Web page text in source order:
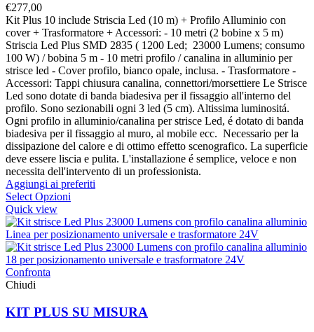
€277,00
Kit Plus 10 include Striscia Led (10 m) + Profilo Alluminio con
cover + Trasformatore + Accessori: - 10 metri (2 bobine x 5 m)
Striscia Led Plus SMD 2835 ( 1200 Led; 23000 Lumens; consumo
100 W) / bobina 5 m - 10 metri profilo / canalina in alluminio per
strisce led - Cover profilo, bianco opale, inclusa. - Trasformatore -
Accessori: Tappi chiusura canalina, connettori/morsettiere Le Strisce
Led sono dotate di banda biadesiva per il fissaggio all'interno del
profilo. Sono sezionabili ogni 3 led (5 cm). Altissima luminositá.
Ogni profilo in alluminio/canalina per strisce Led, é dotato di banda
biadesiva per il fissaggio al muro, al mobile ecc. Necessario per la
dissipazione del calore e di ottimo effetto scenografico. La superficie
deve essere liscia e pulita. L'installazione é semplice, veloce e non
necessita dell'intervento di un professionista.
Aggiungi ai preferiti
Select Opzioni
Quick view
Confronta
Chiudi
KIT PLUS SU MISURA